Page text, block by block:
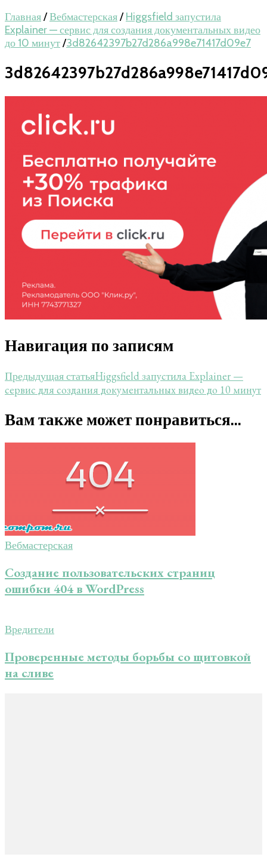
Главная/Вебмастерская/ Higgsfield запустила
Explainer — сервис для создания документальных видео
до 10 минут/3d82642397b27d286a998e71417d09e7
Навигация по записям
Предыдущая статьяHiggsfield запустила Explainer —
сервис для создания документальных видео до 10 минут
Вам также может понравиться...
Вебмастерская
Создание пользовательских страниц
ошибки 404 в WordPress
Вредители
Проверенные методы борьбы со щитовкой
на сливе